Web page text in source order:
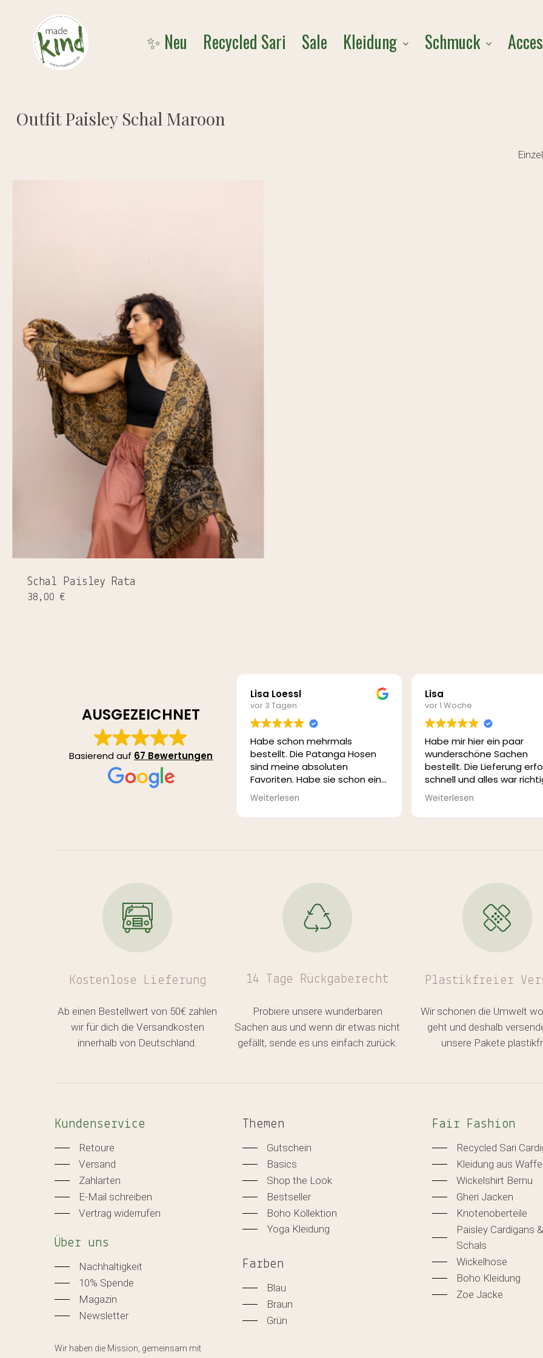
✨ Neu Recycled Sari Sale Kleidung Schmuck
Es
Outfit Paisley Schal Maroon
Schal Paisley Rata
38,00€
AUSGEZEICHNET
Basierend auf 67 Bewertungen
Lisa Loessl
vor 3 Tagen
Habe schon mehrmals
bestellt. Die Patanga Hosen
sind meine absoluten
Favoriten. Habe sie schon ein
paar Jahre und sind immer
noch wunderschön. Habe
auch vom Schnitt her nie was
überzeugen jedesmal. Egal ob
hosen, Oberteile oder Schals
Weiterlesen
Lisa
vor 1 Woche
Habe mir hier ein paar
wunderschöne Sachen
bestellt. Die Lieferung
schnell und alles war
schön verpackt. Ich bin
zufrieden und bestelle
nochmal bei euch ☺️
Weiterlesen
Kostenlose Lieferung
Ab einen Bestellwert von 50€ zahlen
wir für dich die Versandkosten
innerhalb von Deutschland.
14 Tage Rückgaberecht
Probiere unsere wunderbaren
Sachen aus und wenn dir etwas nicht
gefällt, sende es uns einfach zurück.
Plastikfreier
Wir schonen die Umwelt
geht und deshalb
unsere Pakete
Kundenservice
Retoure
Versand
Zahlarten
E-Mail schreiben
Vertrag widerrufen
Über uns
Nachhaltigkeit
10% Spende
Magazin
Newsletter
Wir haben die Mission, gemeinsam mit
Themen
Gutschein
Basics
Shop the Look
Bestseller
Boho Kollektion
Yoga Kleidung
Farben
Blau
Braun
Grün
Fair Fashion
Recycled Sari
Kleidung aus
Wickelshirt Bernu
Gheri Jacken
Knotenoberteile
Paisley Cardigans &
Schals
Wickelhose
Boho Kleidung
Zoe Jacke